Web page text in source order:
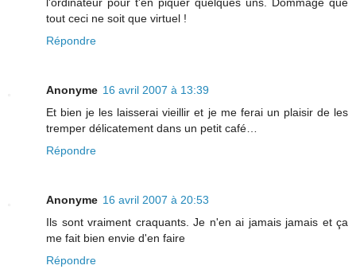
tout ceci ne soit que virtuel !
Répondre
Anonyme 16 avril 2007 à 13:39
Et bien je les laisserai vieillir et je me ferai un plaisir de les
tremper délicatement dans un petit café…
Répondre
Anonyme 16 avril 2007 à 20:53
Ils sont vraiment craquants. Je n'en ai jamais jamais et ça
me fait bien envie d'en faire
Répondre